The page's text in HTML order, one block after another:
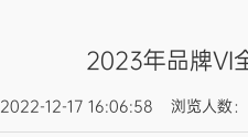
2023年品牌VI
2022-12-17 16:06:58 浏览人数：